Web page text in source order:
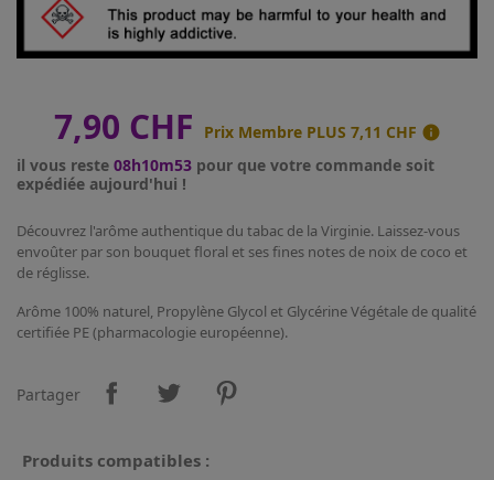
7,90 CHF Prix Membre PLUS 7,11 CHF 
il vous reste 08h10m53 pour que votre commande soit
expédiée aujourd'hui !
Découvrez l'arôme authentique du tabac de la Virginie. Laissez-vous
envoûter par son bouquet floral et ses fines notes de noix de coco et
de réglisse.
Arôme 100% naturel, Propylène Glycol et Glycérine Végétale de qualité
certifiée PE (pharmacologie européenne).
Partager
Produits compatibles :